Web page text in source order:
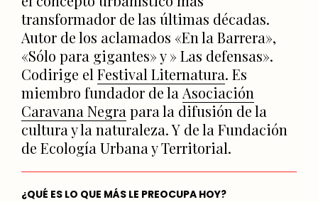
transformador de las últimas décadas.
Autor de los aclamados «En la Barrera»,
«Sólo para gigantes» y » Las defensas».
Codirige el Festival Liternatura. Es
miembro fundador de la Asociación
Caravana Negra para la difusión de la
cultura y la naturaleza. Y de la Fundación
de Ecología Urbana y Territorial.
¿QUÉ ES LO QUE MÁS LE PREOCUPA HOY?